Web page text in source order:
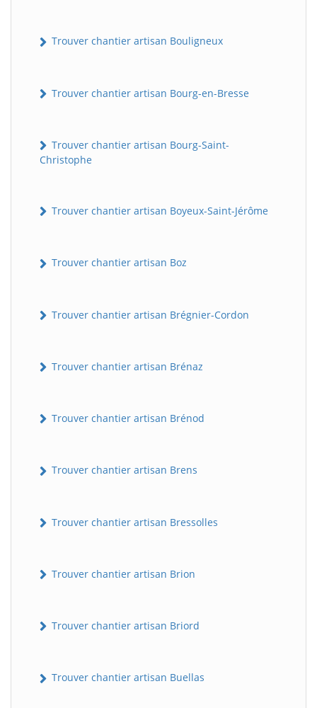
Trouver chantier artisan Bouligneux
Trouver chantier artisan Bourg-en-Bresse
Trouver chantier artisan Bourg-Saint-
Christophe
Trouver chantier artisan Boyeux-Saint-Jérôme
Trouver chantier artisan Boz
Trouver chantier artisan Brégnier-Cordon
Trouver chantier artisan Brénaz
Trouver chantier artisan Brénod
Trouver chantier artisan Brens
Trouver chantier artisan Bressolles
Trouver chantier artisan Brion
Trouver chantier artisan Briord
Trouver chantier artisan Buellas